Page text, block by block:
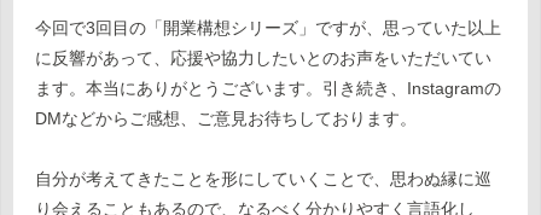
今回で3回目の「開業構想シリーズ」ですが、思っていた以上
に反響があって、応援や協力したいとのお声をいただいてい
ます。本当にありがとうございます。引き続き、Instagramの
DMなどからご感想、ご意見お待ちしております。
自分が考えてきたことを形にしていくことで、思わぬ縁に巡
り会えることもあるので、なるべく分かりやすく言語化し